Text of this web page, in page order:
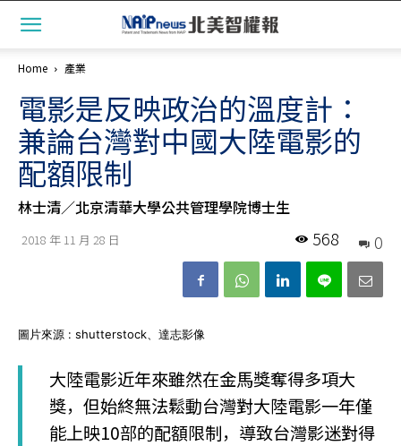
Home 產業
電影是反映政治的溫度計：
兼論台灣對中國大陸電影的
配額限制
林士清／北京清華大學公共管理學院博士生
2018 年 11 月 28 日 0
568
圖片來源 : shutterstock、達志影像
大陸電影近年來雖然在金馬獎奪得多項大
獎，但始終無法鬆動台灣對大陸電影一年僅
能上映10部的配額限制，導致台灣影迷對得